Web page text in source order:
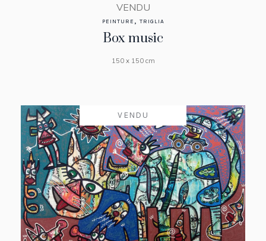
VENDU
PEINTURE , TRIGLIA
Box music
150 x 150 cm
VENDU